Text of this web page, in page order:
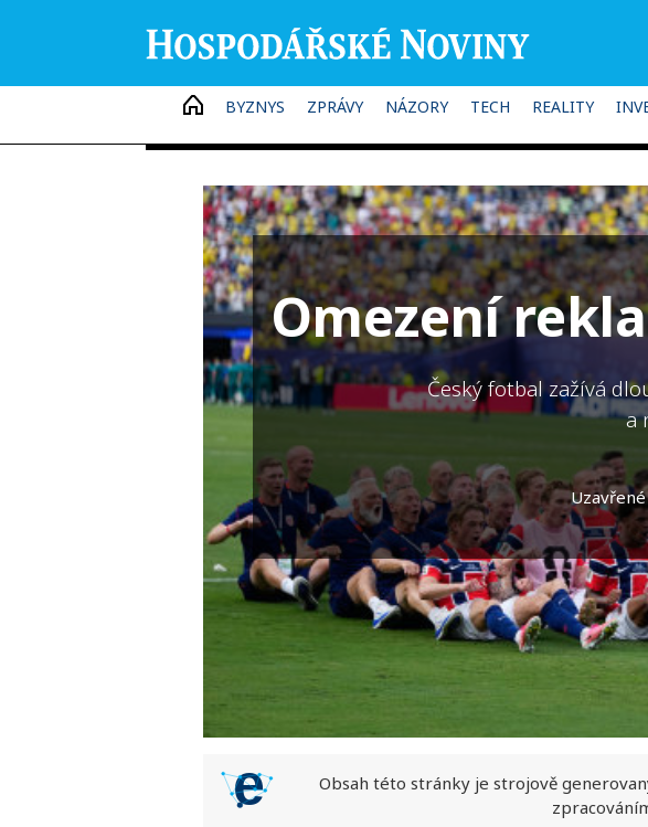
HOME
BYZNYS ZPRÁVY NÁZORY TECH REALITY
Omezení
Český fotbal zažívá
a
Obsah této stránky je strojově